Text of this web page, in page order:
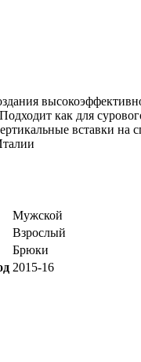
как для
вставки
Мужской
Взрослый
Брюки
2015-16